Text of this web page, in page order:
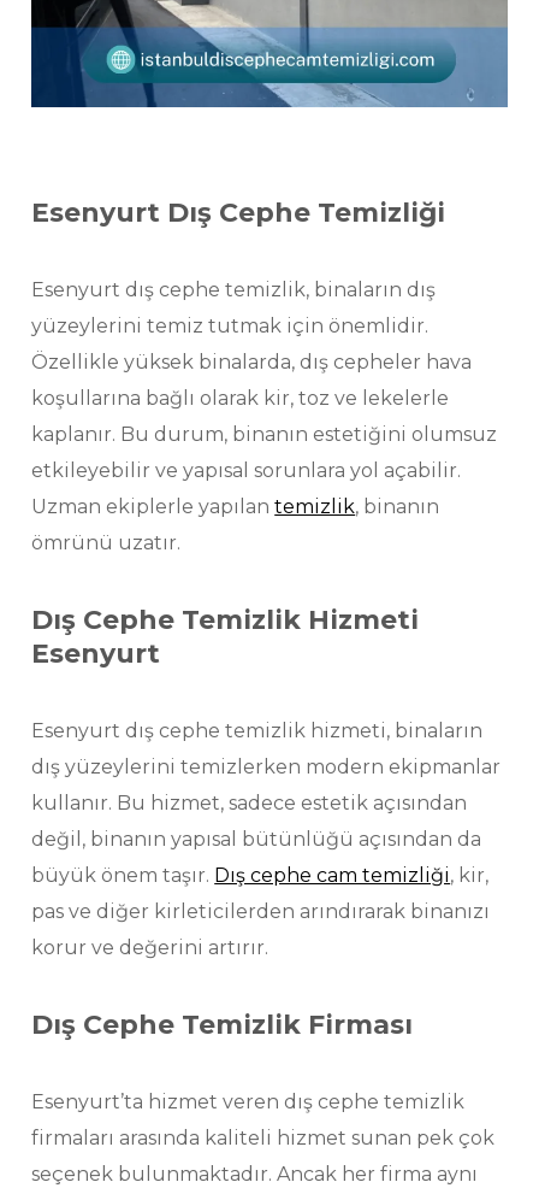
Esenyurt Dış Cephe Temizliği
Esenyurt dış cephe temizlik, binaların dış
yüzeylerini temiz tutmak için önemlidir.
Özellikle yüksek binalarda, dış cepheler hava
koşullarına bağlı olarak kir, toz ve lekelerle
kaplanır. Bu durum, binanın estetiğini olumsuz
etkileyebilir ve yapısal sorunlara yol açabilir.
Uzman ekiplerle yapılantemizlik, binanın
ömrünü uzatır.
Dış Cephe Temizlik Hizmeti
Esenyurt
Esenyurt dış cephe temizlik hizmeti, binaların
dış yüzeylerini temizlerken modern ekipmanlar
kullanır. Bu hizmet, sadece estetik açısından
değil, binanın yapısal bütünlüğü açısından da
büyük önem taşır. Dış cephe cam temizliği, kir,
pas ve diğer kirleticilerden arındırarak binanızı
korur ve değerini artırır.
Dış Cephe Temizlik Firması
Esenyurt’ta hizmet veren dış cephe temizlik
firmaları arasında kaliteli hizmet sunan pek çok
seçenek bulunmaktadır. Ancak her firma aynı